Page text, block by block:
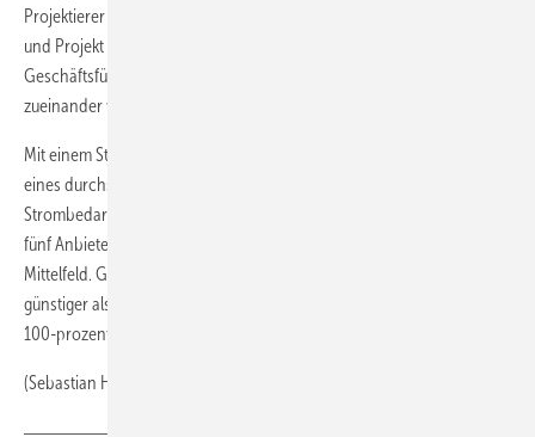
Projektierer und Finanzierer aufgetreten. Die neuen Partner Polarstern
und Projekt GmbH beraten derzeit über eine gemeinsame
Geschäftsführung, in der beide Unternehmen auf Augenhöhe
zueinander vertreten sein sollen.
Mit einem Strompreis von 67,88 Euro im Monat für den Verbrauch
eines durchschnittlichen Dreipersonenhaushalts mit einem
Strombedarf von jährlich 3.000 kWh liegt der Polarstern unter den
fünf Anbietern von reinem Ökostrom auf dem deutschen Markt im
Mittelfeld. Gas kostet monatlich 101,69 Euro und ist damit 44 Prozent
günstiger als das Angebot des einzigen Konkurrenten, der ebenfalls
100-prozentiges Biogas im Portfolio hat.
(Sebastian Hoff)